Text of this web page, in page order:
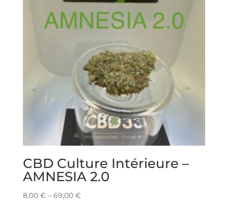
CBD Culture Intérieure –
AMNESIA 2.0
8,00 €– 69,00 €